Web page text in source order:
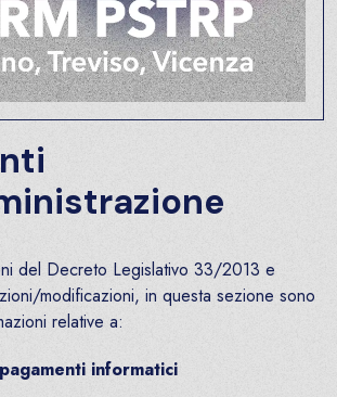
del Decreto Legislativo 33/2013 e
modificazioni, in questa sezione sono
relative a:
informatici